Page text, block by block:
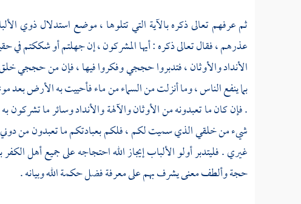
ثم عرفهم تعالى ذكره بالآية التي تتلوها ، موضع استدلال ذوي
عذرهم ، فقال تعالى ذكره : أيها المشركون ، إن جهلتم أو شككتم في
الأنداد والأوثان ، فتدبروا حججي وفكروا فيها ، فإن من حججي
بما ينفع الناس ، وما أنزلت من السماء من ماء فأحييت به الأرض
. فإن كان ما تعبدونه من الأوثان والآلهة والأنداد وسائر ما
شيء من خلقي الذي سميت لكم ، فلكم بعبادتكم ما تعبدون من دوني
غيري . فليتدبر أولو الألباب إيجاز الله احتجاجه على جميع أهل
حجة وألطف معنى يشرف بهم على معرفة فضل حكمة الله وبيانه .